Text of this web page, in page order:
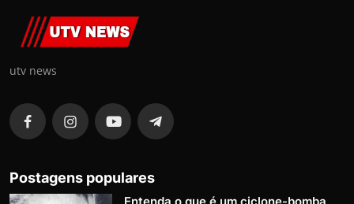
utv news
Postagens populares